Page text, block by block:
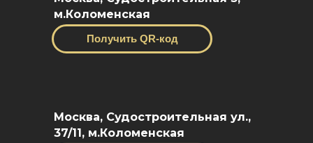
м.Коломенская
Получить QR-код
Москва, Судостроительная ул.,
37/11, м.Коломенская